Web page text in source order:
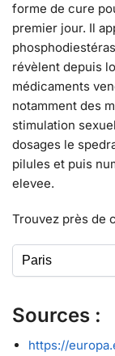
forme de cure
premier jour. Il
révèlent depuis
médicaments
notamment des
stimulation
dosages le
pilules et puis
elevee.
Trouvez près de
Sources :
https://